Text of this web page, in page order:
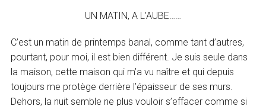
UN MATIN, A L’AUBE……
C’est un matin de printemps banal, comme tant d’autres,
pourtant, pour moi, il est bien différent. Je suis seule dans
la maison, cette maison qui m’a vu naître et qui depuis
toujours me protège derrière l’épaisseur de ses murs.
Dehors, la nuit semble ne plus vouloir s’effacer comme si